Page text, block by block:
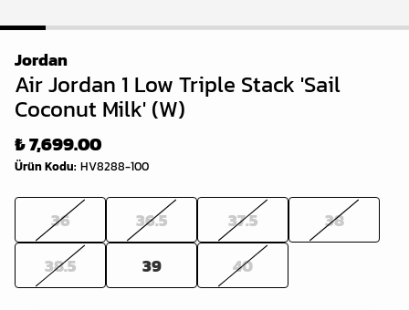
1 2 3 4 5 6 7 8 9
Jordan
Air Jordan 1 Low Triple Stack 'Sail
Coconut Milk' (W)
₺ 7,699.00
Ürün Kodu: HV8288-100
36 36.5 37.5
38
38.5
39 40